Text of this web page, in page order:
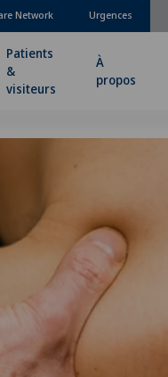
Network Urgences
Patients
&
visiteurs
À
propos